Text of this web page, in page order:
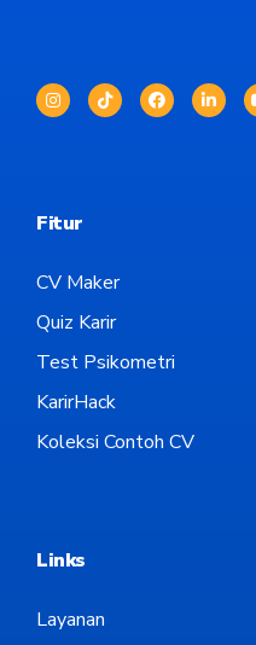
Fitur
CV Maker
Quiz Karir
Test Psikometri
KarirHack
Koleksi Contoh CV
Links
Layanan